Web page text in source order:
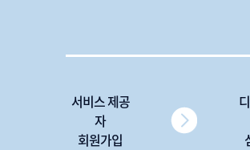
서비스 제공
자
회원가입